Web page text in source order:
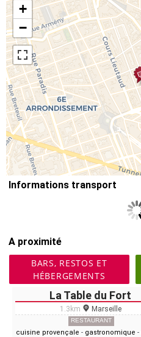
+
−
Informations transport
A proximité
BARS, RESTOS ET
HÉBERGEMENTS
La Table du Fort
1.3km Marseille
RESTAURANT
cuisine provençale - gastronomique -